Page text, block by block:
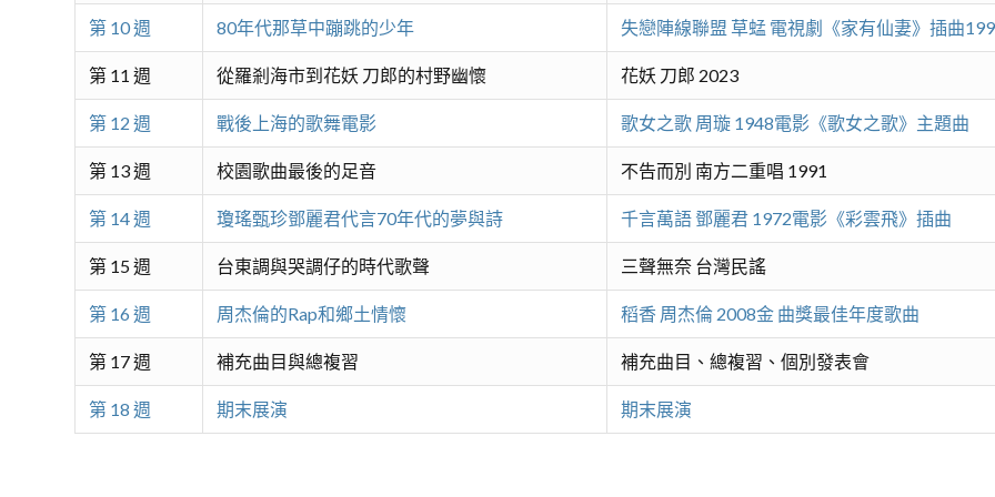
第 10 週 80年代那草中蹦跳的少年 失戀陣線聯盟 草蜢 電視劇《家有仙妻》插曲
第 11 週 從羅剎海市到花妖 刀郎的村野幽懷 花妖 刀郎 2023
第 12 週 戰後上海的歌舞電影 歌女之歌 周璇 1948電影《歌女之歌》主題曲
第 13 週 校園歌曲最後的足音 不告而別 南方二重唱 1991
第 14 週 瓊瑤甄珍鄧麗君代言70年代的夢與詩 千言萬語 鄧麗君 1972電影《彩雲飛》插曲
第 15 週 台東調與哭調仔的時代歌聲 三聲無奈 台灣民謠
第 16 週 周杰倫的Rap和鄉土情懷 稻香 周杰倫 2008金 曲獎最佳年度歌曲
第 17 週 補充曲目與總複習 補充曲目、總複習、個別發表會
第 18 週 期末展演 期末展演